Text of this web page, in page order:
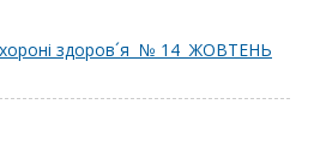
здоров´я № 14 ЖОВТЕНЬ